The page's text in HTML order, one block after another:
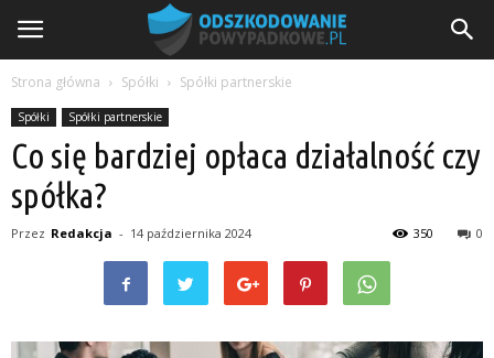
Strona główna Spółki Spółki partnerskie
Spółki Spółki partnerskie
Co się bardziej opłaca działalność czy
spółka?
Przez Redakcja - 14 października 2024 0
350